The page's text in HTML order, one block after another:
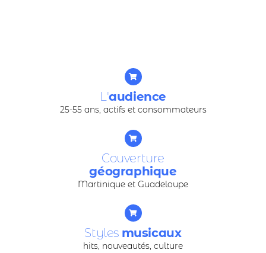
L'audience
25-55 ans, actifs et consommateurs
Couverture
géographique
Martinique et Guadeloupe
Styles musicaux
hits, nouveautés, culture